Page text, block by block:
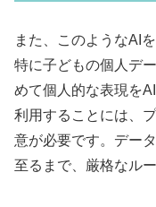
また、このようなAI
特に子どもの個人デ
めて個人的な表現を
利用することには、
意が必要です。デー
至るまで、厳格なル